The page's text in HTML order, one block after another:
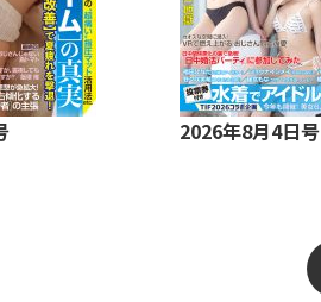
2026年8月4日号